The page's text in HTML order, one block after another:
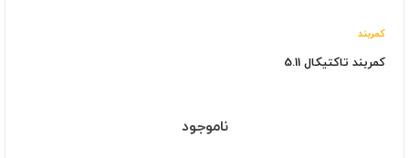
کمربند
کمربند تاکتیکال 5.11
ناموجود